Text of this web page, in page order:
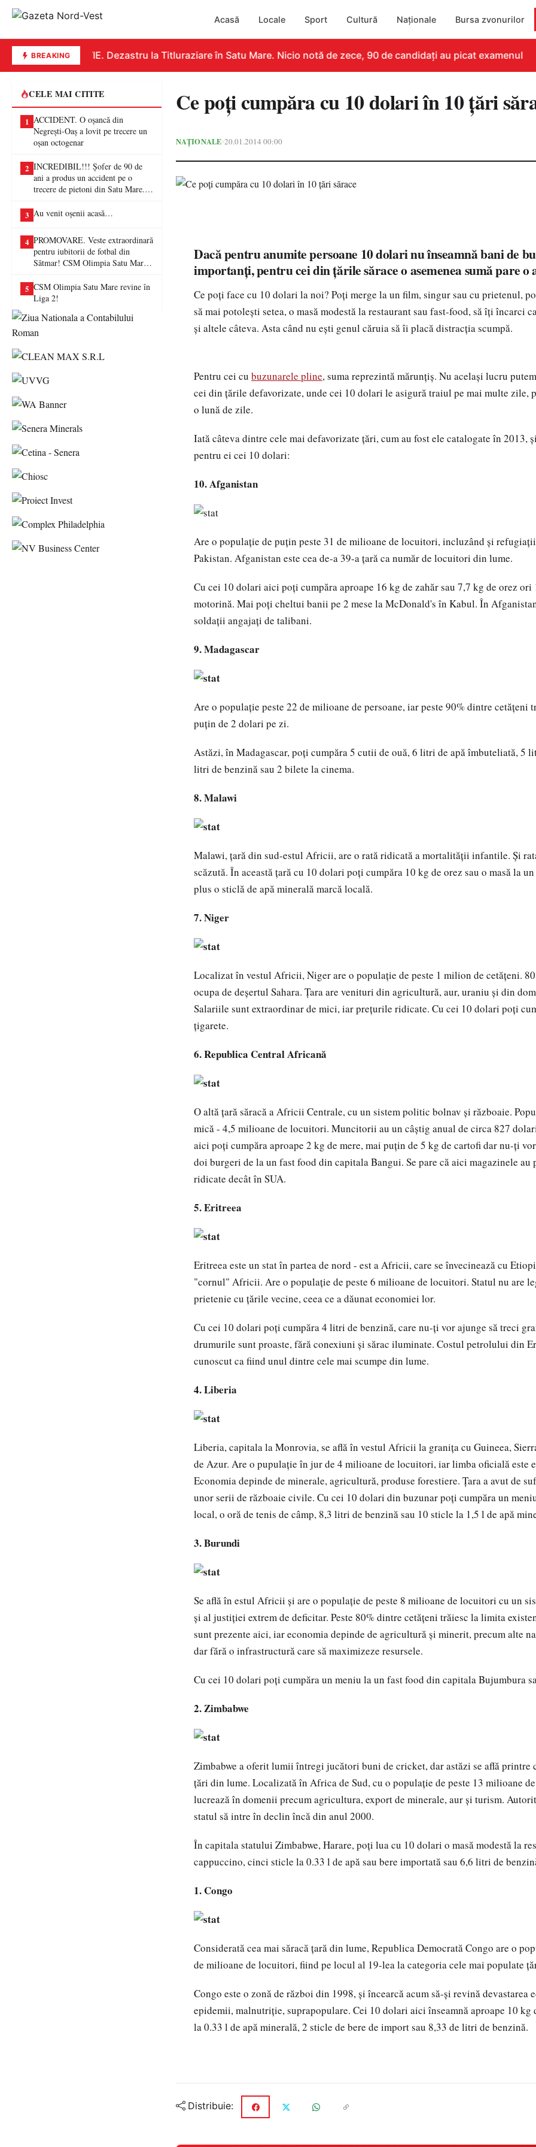
Acasă Locale Sport Cultură Naționale Bursa zvonurilor
BREAKING
EDUCAȚIE. Dezastru la Titluraziare în Satu Mare. Nicio notă de zece, 90 de candidați au picat examenul
CELE MAI CITITE
1 ACCIDENT. O oșancă din
Negrești-Oaș a lovit pe trecere un
oșan octogenar
2 INCREDIBIL!!! Șofer de 90 de
ani a produs un accident pe o
trecere de pietoni din Satu Mare. O
3 Au venit oșenii acasă…
4 PROMOVARE. Veste extraordinară
pentru iubitorii de fotbal din
Sătmar! CSM Olimpia Satu Mare
5 CSM Olimpia Satu Mare revine în
Liga 2!
Ce poţi cumpăra cu 10 dolari în 10 ţări
NAȚIONALE•20.01.2014 00:00
Dacă pentru anumite persoane 10 dolari nu înseamnă bani de
importanţi, pentru cei din ţările sărace o asemenea sumă pare o
Ce poţi face cu 10 dolari la noi? Poţi merge la un film, singur sau cu prietenul,
să mai potoleşti setea, o masă modestă la restaurant sau fast-food, să îţi încarci
şi altele câteva. Asta când nu eşti genul căruia să îi placă distracţia scumpă.
Pentru cei cu buzunarele pline, suma reprezintă mărunţiş. Nu acelaşi lucru
cei din ţările defavorizate, unde cei 10 dolari le asigură traiul pe mai multe zile,
o lună de zile.
Iată câteva dintre cele mai defavorizate ţări, cum au fost ele catalogate în 2013,
pentru ei cei 10 dolari:
10. Afganistan
Are o populaţie de puţin peste 31 de milioane de locuitori, incluzând şi
Pakistan. Afganistan este cea de-a 39-a ţară ca număr de locuitori din lume.
Cu cei 10 dolari aici poţi cumpăra aproape 16 kg de zahăr sau 7,7 kg de orez
motorină. Mai poţi cheltui banii pe 2 mese la McDonald's în Kabul. În
soldaţii angajaţi de talibani.
9. Madagascar
Are o populaţie peste 22 de milioane de persoane, iar peste 90% dintre cetăţeni
puţin de 2 dolari pe zi.
Astăzi, în Madagascar, poţi cumpăra 5 cutii de ouă, 6 litri de apă îmbuteliată, 5
litri de benzină sau 2 bilete la cinema.
8. Malawi
Malawi, ţară din sud-estul Africii, are o rată ridicată a mortalităţii infantile. Şi
scăzută. În această ţară cu 10 dolari poţi cumpăra 10 kg de orez sau o masă la
plus o sticlă de apă minerală marcă locală.
7. Niger
Localizat în vestul Africii, Niger are o populaţie de peste 1 milion de cetăţeni.
ocupa de deşertul Sahara. Ţara are venituri din agricultură, aur, uraniu şi din
Salariile sunt extraordinar de mici, iar preţurile ridicate. Cu cei 10 dolari poţi
ţigarete.
6. Republica Central Africană
O altă ţară săracă a Africii Centrale, cu un sistem politic bolnav şi războaie.
mică - 4,5 milioane de locuitori. Muncitorii au un câştig anual de circa 827
aici poţi cumpăra aproape 2 kg de mere, mai puţin de 5 kg de cartofi dar nu-ţi
doi burgeri de la un fast food din capitala Bangui. Se pare că aici magazinele au
ridicate decât în SUA.
5. Eritreea
Eritreea este un stat în partea de nord - est a Africii, care se învecinează cu
"cornul" Africii. Are o populaţie de peste 6 milioane de locuitori. Statul nu are
prietenie cu ţările vecine, ceea ce a dăunat economiei lor.
Cu cei 10 dolari poţi cumpăra 4 litri de benzină, care nu-ţi vor ajunge să treci
drumurile sunt proaste, fără conexiuni şi sărac iluminate. Costul petrolului din
cunoscut ca fiind unul dintre cele mai scumpe din lume.
4. Liberia
Liberia, capitala la Monrovia, se află în vestul Africii la graniţa cu Guineea,
de Azur. Are o pupulaţie în jur de 4 milioane de locuitori, iar limba oficială este
Economia depinde de minerale, agricultură, produse forestiere. Ţara a avut de
unor serii de războaie civile. Cu cei 10 dolari din buzunar poţi cumpăra un
local, o oră de tenis de câmp, 8,3 litri de benzină sau 10 sticle la 1,5 l de apă
3. Burundi
Se află în estul Africii şi are o populaţie de peste 8 milioane de locuitori cu un
şi al justiţiei extrem de deficitar. Peste 80% dintre cetăţeni trăiesc la limita
sunt prezente aici, iar economia depinde de agricultură şi minerit, precum alte
dar fără o infrastructură care să maximizeze resursele.
Cu cei 10 dolari poţi cumpăra un meniu la un fast food din capitala Bujumbura
2. Zimbabwe
Zimbabwe a oferit lumii întregi jucători buni de cricket, dar astăzi se află printre
ţări din lume. Localizată în Africa de Sud, cu o populaţie de peste 13 milioane
lucrează în domenii precum agricultura, export de minerale, aur şi turism.
statul să intre în declin încă din anul 2000.
În capitala statului Zimbabwe, Harare, poţi lua cu 10 dolari o masă modestă la
cappuccino, cinci sticle la 0.33 l de apă sau bere importată sau 6,6 litri de
1. Congo
Considerată cea mai săracă ţară din lume, Republica Democrată Congo are o
de milioane de locuitori, fiind pe locul al 19-lea la categoria cele mai populate
Congo este o zonă de război din 1998, şi încearcă acum să-şi revină devastarea
epidemii, malnutriţie, suprapopulare. Cei 10 dolari aici înseamnă aproape 10 kg
la 0.33 l de apă minerală, 2 sticle de bere de import sau 8,33 de litri de benzină.
Distribuie: